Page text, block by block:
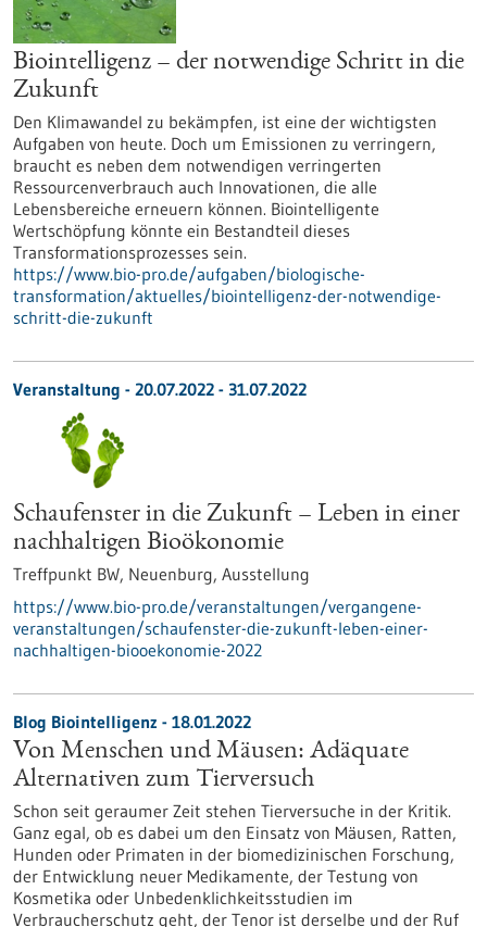
Biointelligenz – der notwendige Schritt in die
Zukunft
Den Klimawandel zu bekämpfen, ist eine der wichtigsten
Aufgaben von heute. Doch um Emissionen zu verringern,
braucht es neben dem notwendigen verringerten
Ressourcenverbrauch auch Innovationen, die alle
Lebensbereiche erneuern können. Biointelligente
Wertschöpfung könnte ein Bestandteil dieses
Transformationsprozesses sein.
https://www.bio-pro.de/aufgaben/biologische-
transformation/aktuelles/biointelligenz-der-notwendige-
schritt-die-zukunft
Veranstaltung - 20.07.2022 - 31.07.2022
Schaufenster in die Zukunft – Leben in einer
nachhaltigen Bioökonomie
Treffpunkt BW, Neuenburg, Ausstellung
https://www.bio-pro.de/veranstaltungen/vergangene-
veranstaltungen/schaufenster-die-zukunft-leben-einer-
nachhaltigen-biooekonomie-2022
Blog Biointelligenz - 18.01.2022
Von Menschen und Mäusen: Adäquate
Alternativen zum Tierversuch
Schon seit geraumer Zeit stehen Tierversuche in der Kritik.
Ganz egal, ob es dabei um den Einsatz von Mäusen, Ratten,
Hunden oder Primaten in der biomedizinischen Forschung,
der Entwicklung neuer Medikamente, der Testung von
Kosmetika oder Unbedenklichkeitsstudien im
Verbraucherschutz geht, der Tenor ist derselbe und der Ruf